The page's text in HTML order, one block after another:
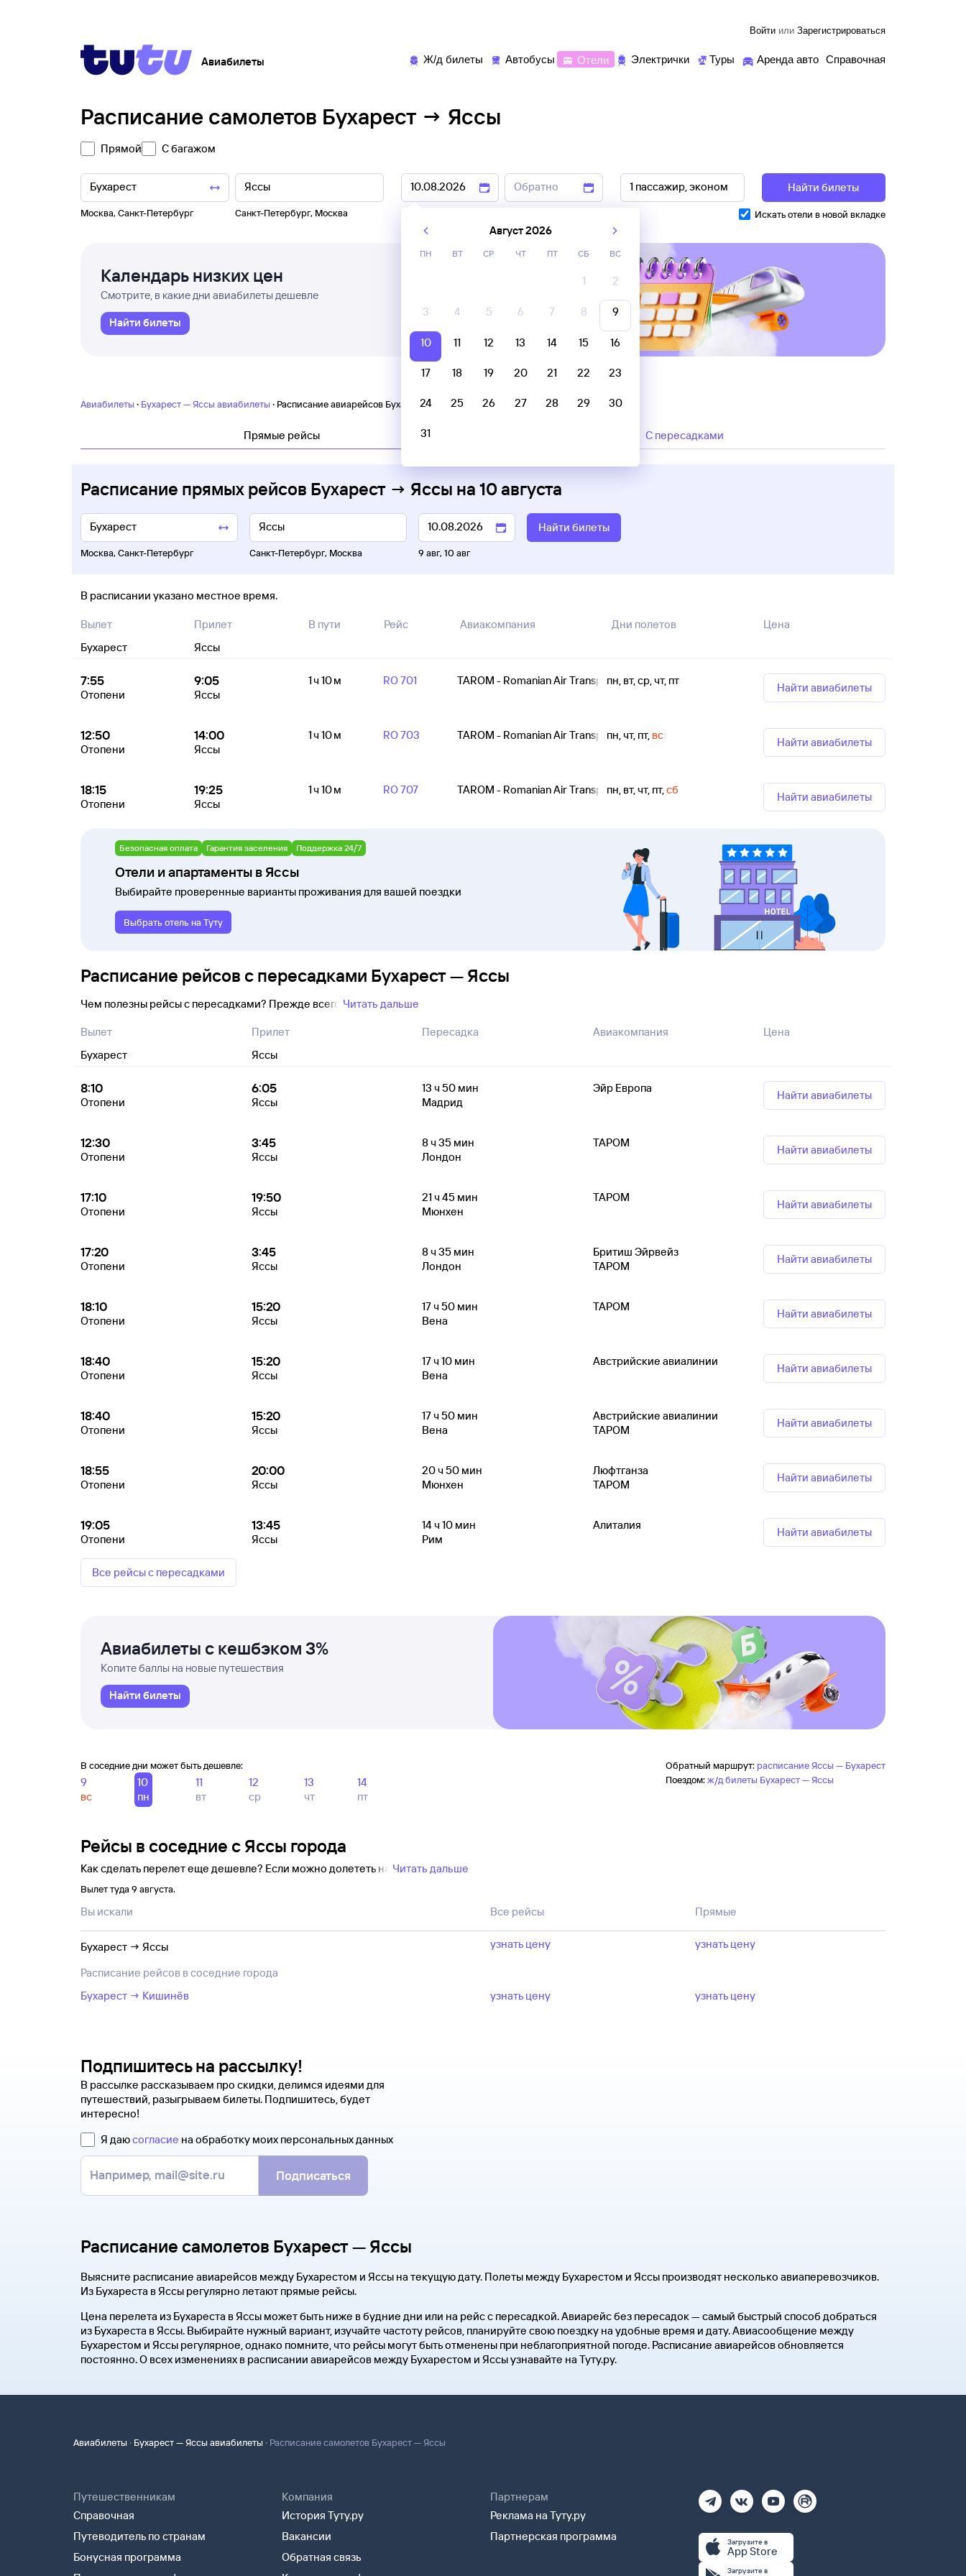
Войти или Зарегистрироваться
Авиабилеты Ж/д билеты Автобусы Отели Электрички Туры Аренда авто Справочная
Расписание самолетов Бухарест → Яссы
Прямой С багажом
Москва, Санкт-Петербург Санкт-Петербург, Москва
Найти билеты
Искать отели в новой вкладке
Календарь низких цен
Смотрите, в какие дни авиабилеты дешевле
Найти билеты
Авиабилеты · Бухарест — Яссы авиабилеты · Расписание авиарейсов Бухарест — Яссы
Прямые рейсы C пересадками
Расписание прямых рейсов Бухарест → Яссы на 10 августа
Москва, Санкт-Петербург Санкт-Петербург, Москва 9 авг, 10 авг
Найти билеты
В расписании указано местное время.
Вылет
Бухарест
Прилет
Яссы
В пути Рейс Авиакомпания Дни полетов Цена
7:55
Отопени
9:05
Яссы
1 ч 10 м RO 701 TAROM - Romanian Air Transportпн, вт, ср, чт, пт
Найти авиабилеты
12:50
Отопени
14:00
Яссы
1 ч 10 м RO 703 TAROM - Romanian Air Transportпн, чт, пт, вс
Найти авиабилеты
18:15
Отопени
19:25
Яссы
1 ч 10 м RO 707 TAROM - Romanian Air Transportпн, вт, чт, пт,сб
Найти авиабилеты
Безопасная оплата Гарантия заселения Поддержка 24/7
Отели и апартаменты в Яссы
Выбирайте проверенные варианты проживания для вашей поездки
Выбрать отель на Туту
Расписание рейсов с пересадками Бухарест — Яссы
Чем полезны рейсы с пересадками? Прежде всего Читать дальше
Вылет
Бухарест
Прилет
Яссы
Пересадка Авиакомпания Цена
8:10
Отопени
6:05
Яссы
13 ч 50 мин
Мадрид
Эйр Европа
Найти авиабилеты
12:30
Отопени
3:45
Яссы
8ч 35 мин
Лондон
ТАРОМ
Найти авиабилеты
17:10
Отопени
19:50
Яссы
21ч 45 мин
Мюнхен
ТАРОМ
Найти авиабилеты
17:20
Отопени
3:45
Яссы
8ч 35 мин
Лондон
Бритиш Эйрвейз
ТАРОМ
Найти авиабилеты
18:10
Отопени
15:20
Яссы
17ч 50 мин
Вена
ТАРОМ
Найти авиабилеты
18:40
Отопени
15:20
Яссы
17ч 10 мин
Вена
Австрийские авиалинии
Найти авиабилеты
18:40
Отопени
15:20
Яссы
17ч 50 мин
Вена
Австрийские авиалинии
ТАРОМ
Найти авиабилеты
18:55
Отопени
20:00
Яссы
20ч 50 мин
Мюнхен
Люфтганза
ТАРОМ
Найти авиабилеты
19:05
Отопени
13:45
Яссы
14ч 10 мин
Рим
Алиталия
Найти авиабилеты
Все рейсы с пересадками
Авиабилеты с кешбэком 3%
Копите баллы на новые путешествия
Найти билеты
В соседние дни может быть дешевле:
9
вс
10
пн
11
вт
12
ср
13
чт
14
пт
Обратный маршрут: расписание Яссы — Бухарест
Поездом:ж/д билеты Бухарест — Яссы
Рейсы в соседние с Яссы города
Как сделать перелет еще дешевле? Если можно долететь на Читать дальше
Вылет туда 9 августа.
Вы искали Все рейсы Прямые
Бухарест → Яссы узнать цену узнать цену
Расписание рейсов в соседние города
Бухарест → Кишинёв
узнать цену узнать цену
Подпишитесь на рассылку!
В рассылке рассказываем про скидки, делимся идеями для
путешествий, разыгрываем билеты. Подпишитесь, будет
интересно!
Я даюсогласие на обработку моих персональных данных
Подписаться
Расписание самолетов Бухарест — Яссы
Выясните расписание авиарейсов между Бухарестом и Яссы на текущую дату. Полеты между Бухарестом и Яссы производят несколько авиаперевозчиков.
Из Бухареста в Яссы регулярно летают прямые рейсы.
Цена перелета из Бухареста в Яссы может быть ниже в будние дни или на рейс с пересадкой. Авиарейс без пересадок — самый быстрый способ добраться
из Бухареста в Яссы. Выбирайте нужный вариант, изучайте частоту рейсов, планируйте свою поездку на удобные время и дату. Авиасообщение между
Бухарестом и Яссы регулярное, однако помните, что рейсы могут быть отменены при неблагоприятной погоде. Расписание авиарейсов обновляется
постоянно. О всех изменениях в расписании авиарейсов между Бухарестом и Яссы узнавайте на Туту.ру.
Авиабилеты · Бухарест — Яссы авиабилеты · Расписание самолетов Бухарест — Яссы
Путешественникам
Справочная
Путеводитель по странам
Бонусная программа
Компания
История Туту.ру
Вакансии
Обратная связь
Партнерам
Реклама на Туту.ру
Партнерская программа
Загрузите в
App Store
Загрузите в
Август 2026
ПН ВТ СР ЧТ ПТ СБ ВС
1 2
3 4 5 6 7 8 9
10 11 12 13 14 15 16
17 18 19 20 21 22 23
24 25 26 27 28 29 30
31